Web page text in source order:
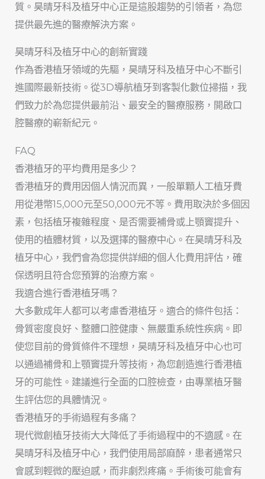
質。昊晴牙科及植牙中心正是這股趨勢的引領者，為您
提供最先進的醫療解決方案。
昊晴牙科及植牙中心的創新實踐
作為香港植牙領域的先驅，昊晴牙科及植牙中心不斷引
進國際最新技術。從3D導航植牙到客製化數位掃描，我
們致力於為您提供最前沿、最安全的醫療服務，開啟口
腔醫療的嶄新紀元。
FAQ
香港植牙的平均費用是多少？
香港植牙的費用因個人情況而異，一般單顆人工植牙費
用從港幣15,000元至50,000元不等。費用取決於多個因
素，包括植牙複雜程度、是否需要補骨或上顎竇提升、
使用的植體材質，以及選擇的醫療中心。在昊晴牙科及
植牙中心，我們會為您提供詳細的個人化費用評估，確
保透明且符合您預算的治療方案。
我適合進行香港植牙嗎？
大多數成年人都可以考慮香港植牙。適合的條件包括：
骨質密度良好、整體口腔健康、無嚴重系統性疾病。即
使您目前的骨質條件不理想，昊晴牙科及植牙中心也可
以通過補骨和上顎竇提升等技術，為您創造進行香港植
牙的可能性。建議進行全面的口腔檢查，由專業植牙醫
生評估您的具體情況。
香港植牙的手術過程有多痛？
現代微創植牙技術大大降低了手術過程中的不適感。在
昊晴牙科及植牙中心，我們使用局部麻醉，患者通常只
會感到輕微的壓迫感，而非劇烈疼痛。手術後可能會有